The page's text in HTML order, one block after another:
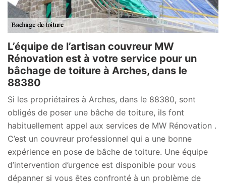
L’équipe de l’artisan couvreur MW
Rénovation est à votre service pour un
bâchage de toiture à Arches, dans le
88380
Si les propriétaires à Arches, dans le 88380, sont
obligés de poser une bâche de toiture, ils font
habituellement appel aux services de MW Rénovation .
C’est un couvreur professionnel qui a une bonne
expérience en pose de bâche de toiture. Une équipe
d’intervention d’urgence est disponible pour vous
dépanner si vous êtes confronté à un problème de